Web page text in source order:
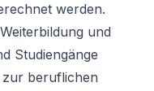
werden.
und
Studiengänge
zur beruflichen